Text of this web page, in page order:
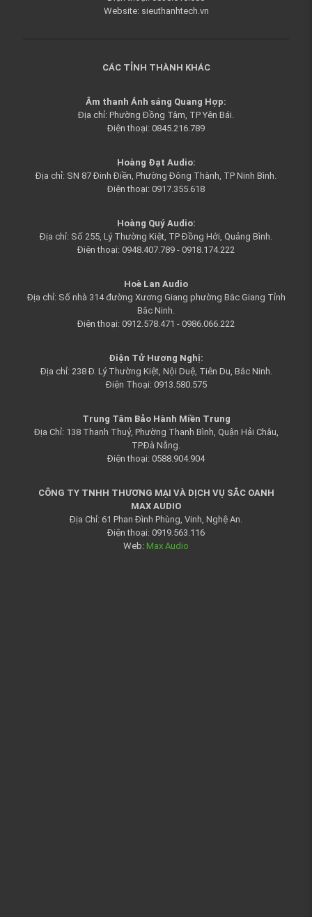
Website: sieuthanhtech.vn
CÁC TỈNH THÀNH KHÁC
Âm thanh Ánh sáng Quang Hợp:
Địa chỉ: Phường Đồng Tâm, TP Yên Bái.
Điện thoại: 0845.216.789
Hoàng Đạt Audio:
Địa chỉ: SN 87 Đinh Điền, Phường Đông Thành, TP Ninh Bình.
Điện thoại: 0917.355.618
Hoàng Quý Audio:
Địa chỉ: Số 255, Lý Thường Kiệt, TP Đồng Hới, Quảng Bình.
Điện thoại: 0948.407.789 - 0918.174.222
Hoè Lan Audio
Địa chỉ: Số nhà 314 đường Xương Giang phường Bắc Giang Tỉnh
Bắc Ninh.
Điện thoại: 0912.578.471 - 0986.066.222
Điện Tử Hương Nghị:
Địa chỉ: 238 Đ. Lý Thường Kiệt, Nội Duệ, Tiên Du, Bắc Ninh.
Điện Thoại: 0913.580.575
Trung Tâm Bảo Hành Miền Trung
Địa Chỉ: 138 Thanh Thuỷ, Phường Thanh Bình, Quận Hải Châu,
TP.Đà Nẵng.
Điện thoại: 0588.904.904
CÔNG TY TNHH THƯƠNG MẠI VÀ DỊCH VỤ SẮC OANH
MAX AUDIO
Địa Chỉ: 61 Phan Đình Phùng, Vinh, Nghệ An.
Điện thoại: 0919.563.116
Web: Max Audio